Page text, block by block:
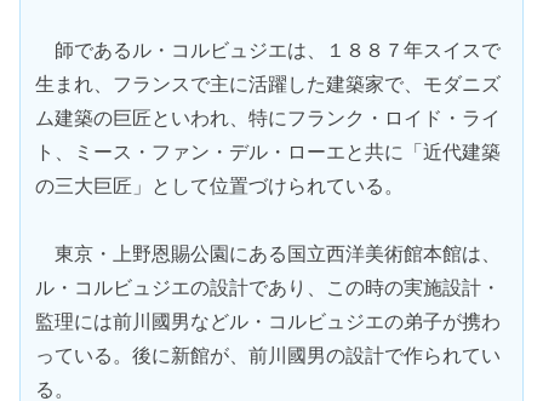
師であるル・コルビュジエは、１８８７年スイスで
生まれ、フランスで主に活躍した建築家で、モダニズ
ム建築の巨匠といわれ、特にフランク・ロイド・ライ
ト、ミース・ファン・デル・ローエと共に「近代建築
の三大巨匠」として位置づけられている。
東京・上野恩賜公園にある国立西洋美術館本館は、
ル・コルビュジエの設計であり、この時の実施設計・
監理には前川國男などル・コルビュジエの弟子が携わ
っている。後に新館が、前川國男の設計で作られてい
る。